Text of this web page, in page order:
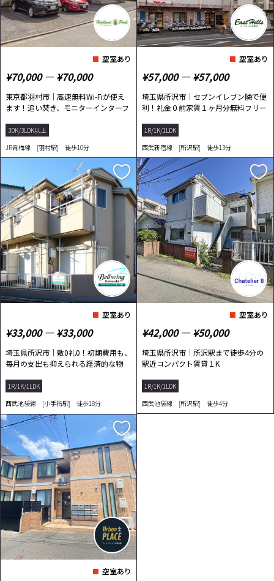
空室あり
¥70,000 ― ¥70,000
東京都羽村市｜高速無料Wi-Fiが使え
ます！追い焚き、モニターインターフ
3DK/3LDK以上
JR青梅線 [羽村駅] 徒歩10分
空室あり
¥57,000 ― ¥57,000
埼玉県所沢市｜セブンイレブン隣で便
利！礼金０前家賃１ヶ月分無料フリー
1R/1K/1LDK
西武新宿線 [所沢駅] 徒歩13分
空室あり
¥33,000 ― ¥33,000
埼玉県所沢市｜敷0礼0！初期費用も、
毎月の支出も抑えられる経済的な物
1R/1K/1LDK
西武池袋線 [小手指駅] 徒歩18分
空室あり
¥42,000 ― ¥50,000
埼玉県所沢市｜所沢駅まで徒歩4分の
駅近コンパクト賃貸１K
1R/1K/1LDK
西武池袋線 [所沢駅] 徒歩4分
空室あり